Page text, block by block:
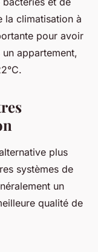
la climatisation à
pour avoir
appartement,
plus
systèmes de
un
qualité de